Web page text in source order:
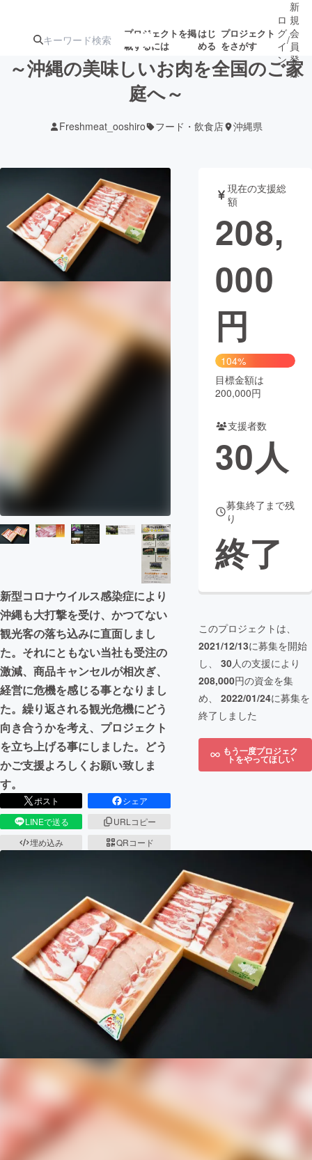
プロジェクトを掲
載するには
はじ
める
プロジェクト
をさがす
ターン
ジェクト
募集終了が近いプ
ロジェクト
されます
アート・写真 音楽
テクノロジー・ガジェット ゲーム・サ
映像・映画
まちづくり・地域活性化
CAMPFIRE for Social Good
CAMPFIRE Creation
CAMPFIREふるさと納税
コミュニティ
ロ
グ
イ
ン
/
新
規
会
員
登
録
～沖縄の美味しいお肉を全国のご家
庭へ～
Freshmeat_ooshiro フード・飲食店 沖縄県
新型コロナウイルス感染症により
沖縄も大打撃を受け、かつてない
観光客の落ち込みに直面しまし
た。それにともない当社も受注の
激減、商品キャンセルが相次ぎ、
経営に危機を感じる事となりまし
た。繰り返される観光危機にどう
向き合うかを考え、プロジェクト
を立ち上げる事にしました。どう
かご支援よろしくお願い致しま
す。
ポスト
シェア
LINEで送る
URLコピー
埋め込み
QRコード
現在の支援総
額
208,
000
円
104%
目標金額は
200,000円
支援者数
30人
募集終了まで残
り
終了
このプロジェクトは、
2021/12/13に募集を開始
し、 30人の支援により
208,000円の資金を集
め、 2022/01/24に募集を
終了しました
もう一度プロジェク
トをやってほしい